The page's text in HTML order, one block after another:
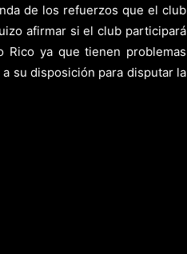
de los refuerzos que el club
afirmar si el club participará
ya que tienen problemas
su disposición para disputar la